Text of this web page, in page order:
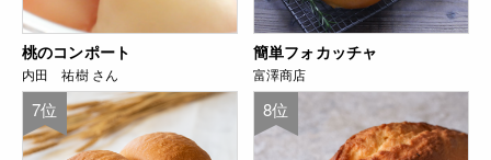
桃のコンポート
内田 祐樹 さん
簡単フォカッチャ
富澤商店
7位 8位